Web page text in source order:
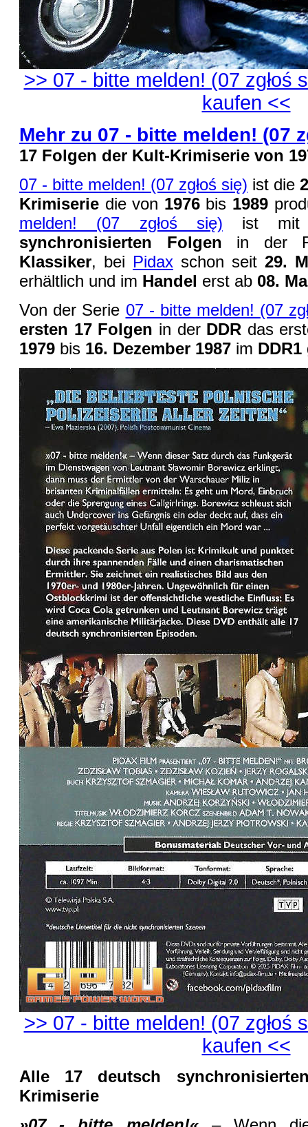
>> 07 - bitte melden! (07 zgłoś
kaufen <<
Mehr zu 07 - bitte melden! (07
17 Folgen der Kult-Krimiserie von
07 - bitte melden! (07 zgłoś się) ist die
Krimiserie die von 1976 bis 1989
melden! (07 zgłoś się) ist
synchronisierten Folgen in der
Klassiker, bei Pidax schon seit 29.
erhältlich und im Handel erst ab 08.
Von der Serie 07 - bitte melden! (07
ersten 17 Folgen in der DDR das
1979 bis 16. Dezember 1987 im DDR1
>> 07 - bitte melden! (07 zgłoś
kaufen <<
Alle 17 deutsch
Krimiserie